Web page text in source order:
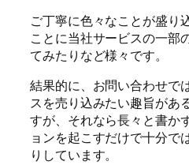
ご丁寧に色々なことが盛り
ことに当社サービスの一部
てみたりなど様々です。
結果的に、お問い合わせで
スを売り込みたい趣旨があ
すが、それなら長々と書か
ョンを起こすだけで十分で
りしています。